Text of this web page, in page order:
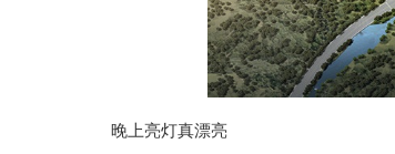
晚上亮灯真漂亮